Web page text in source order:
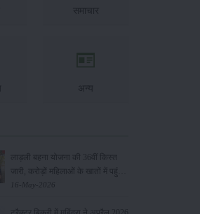
समाचार
अन्य
लाड़ली बहना योजना की 36वीं किस्त
जारी, करोड़ों महिलाओं के खातों में पहुंचे
1500 रुपये
16-May-2026